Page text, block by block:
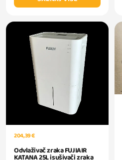
204,39 €
Odvlaživač zraka FUJIAIR
KATANA 25L isušivači zraka